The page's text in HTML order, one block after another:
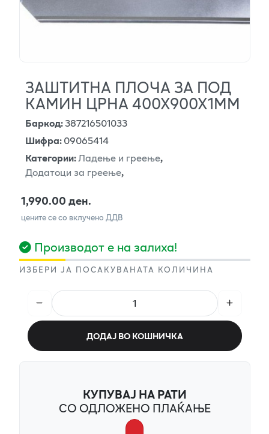
ЗАШТИТНА ПЛОЧА ЗА ПОД
КАМИН ЦРНА 400Х900Х1ММ
Баркод:387216501033
Шифра:09065414
Категории:Ладење и греење,
Додатоци за греење,
1,990.00 ден.
цените се со вклучено ДДВ
Производот е на залиха!
ИЗБЕРИ ЈА ПОСАКУВАНАТА КОЛИЧИНА
ДОДАЈ ВО КОШНИЧКА
КУПУВАЈ НА РАТИ
СО ОДЛОЖЕНО ПЛАЌАЊЕ